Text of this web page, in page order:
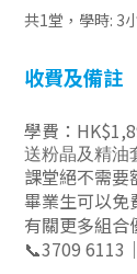
共1堂，學時: 3
收費及備註
學費：
送粉晶及精油
課堂絕不需要
畢業生可以免
有關更多組合
📞3709 6113